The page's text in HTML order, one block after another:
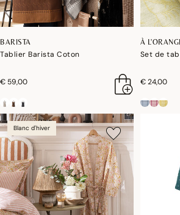
BARISTA
Tablier Barista Coton
€ 59,00
À
Set de
€ 24,00
Blanc d'hiver